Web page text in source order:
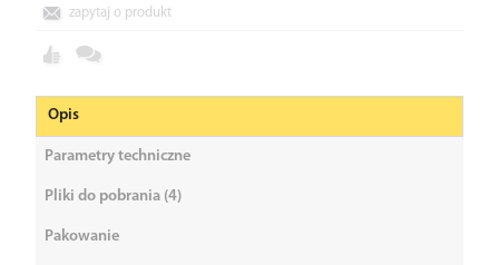
zapytaj o produkt
Opis
Parametry techniczne
Pliki do pobrania (4)
Pakowanie